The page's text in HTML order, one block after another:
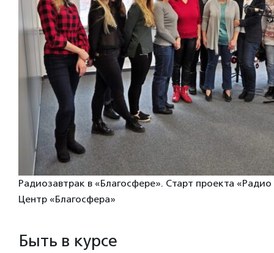
Радиозавтрак в «Благосфере». Старт проекта
Центр «Благосфера»
Быть в курсе